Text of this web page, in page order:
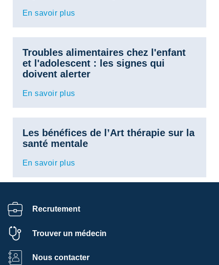
En savoir plus
Troubles alimentaires chez l'enfant
et l'adolescent : les signes qui
doivent alerter
En savoir plus
Les bénéfices de l’Art thérapie sur la
santé mentale
En savoir plus
Recrutement
Trouver un médecin
Nous contacter